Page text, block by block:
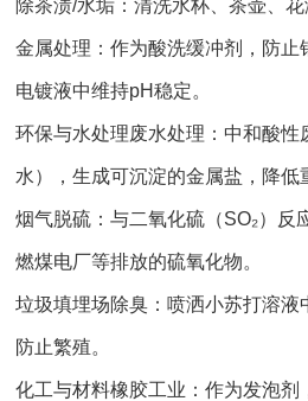
除茶渍/水垢：清洗水杯、茶壶、花
金属处理：作为酸洗缓冲剂，防止
电镀液中维持pH稳定。
环保与水处理废水处理：中和酸性
水），生成可沉淀的金属盐，降低
烟气脱硫：与二氧化硫（SO₂）反
燃煤电厂等排放的硫氧化物。
垃圾填埋场除臭：喷洒小苏打溶液
防止繁殖。
化工与材料橡胶工业：作为发泡剂